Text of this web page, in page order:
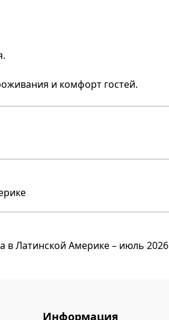
и комфорт гостей.
в Латинской Америке – июль 2026
Информация